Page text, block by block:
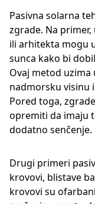
Pasivna solarna
zgrade. Na
ili arhitekta mogu
sunca kako bi
Ovaj metod
nadmorsku visinu
Pored toga,
opremiti da imaju
dodatno senčenje.
Drugi primeri
krovovi, blistave
krovovi su